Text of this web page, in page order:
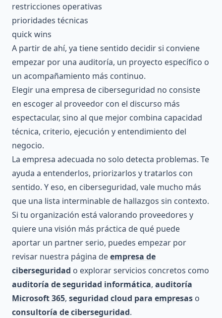
restricciones operativas
prioridades técnicas
quick wins
A partir de ahí, ya tiene sentido decidir si conviene
empezar por una auditoría, un proyecto específico o
un acompañamiento más continuo.
Elegir una empresa de ciberseguridad no consiste
en escoger al proveedor con el discurso más
espectacular, sino al que mejor combina capacidad
técnica, criterio, ejecución y entendimiento del
negocio.
La empresa adecuada no solo detecta problemas. Te
ayuda a entenderlos, priorizarlos y tratarlos con
sentido. Y eso, en ciberseguridad, vale mucho más
que una lista interminable de hallazgos sin contexto.
Si tu organización está valorando proveedores y
quiere una visión más práctica de qué puede
aportar un partner serio, puedes empezar por
revisar nuestra página deempresa de
ciberseguridad o explorar servicios concretos como
auditoría de seguridad informática, auditoría
Microsoft 365, seguridad cloud para empresas o
consultoría de ciberseguridad.